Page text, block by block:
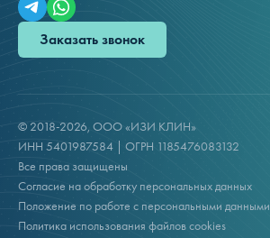
Заказать звонок
© 2018-2026, ООО «ИЗИ КЛИН»
ИНН 5401987584 | ОГРН 1185476083132
Все права защищены
Согласие на обработку персональных данных
Положение по работе с персональными данными
Политика использования файлов cookies